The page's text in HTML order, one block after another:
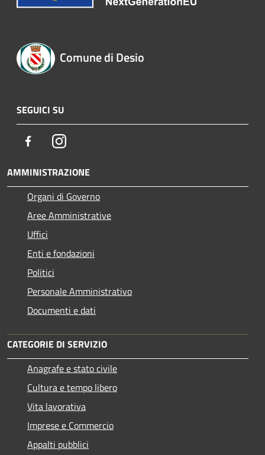
Comune di Desio
SEGUICI SU
FacebookInstagram
AMMINISTRAZIONE
Organi di Governo
Aree Amministrative
Uffici
Enti e fondazioni
Politici
Personale Amministrativo
Documenti e dati
CATEGORIE DI SERVIZIO
Anagrafe e stato civile
Cultura e tempo libero
Vita lavorativa
Imprese e Commercio
Appalti pubblici